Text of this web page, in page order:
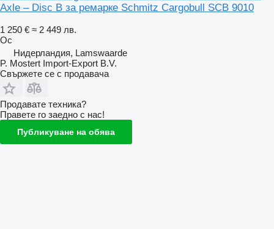
Axle – Disc B за ремарке Schmitz Cargobull SCB 9010
1 250 € ≈ 2 449 лв.
Ос
Нидерландия, Lamswaarde
P. Mostert Import-Export B.V.
Свържете се с продавача
Продавате техника?
Правете го заедно с нас!
Публикуване на обява